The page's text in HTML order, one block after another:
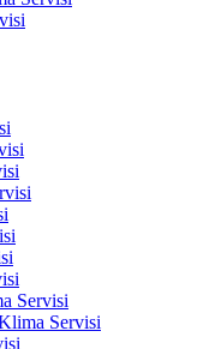
Servisi
Servisi